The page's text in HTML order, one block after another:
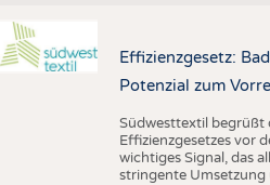
Effizienzgesetz:
Potenzial zum
Südwesttextil begrüßt
Effizienzgesetzes vor
wichtiges Signal, das
stringente Umsetzung